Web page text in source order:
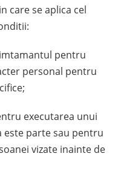
care se aplica cel
pentru
personal pentru
executarea unui
este parte sau pentru
vizate inainte de